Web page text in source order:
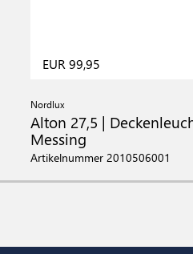
EUR 99,95
Nordlux
Alton 27,5 |
Messing
Artikelnummer 2010506001